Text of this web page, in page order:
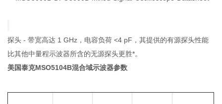
探头 - 带宽高达 1 GHz，电容负荷 <4 pF，其提供的有源探头性能
比其他中量程示波器所含的无源探头更胜*。
美国泰克MSO5104B混合域示波器参数